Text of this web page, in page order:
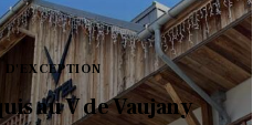
D'EXCEPTION
au V de Vaujany